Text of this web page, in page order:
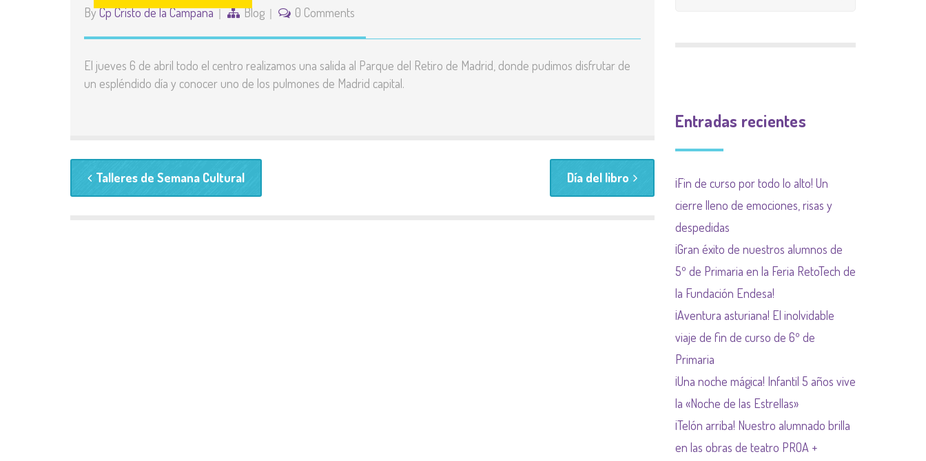
EXTRAESCOLAR
Actividades
de funcionamiento de
Proyecto Educativo
Listado y precio de
todas las actividades
PLAN INCLUYO
PLAN DE ACOGIDA
DE CENTRO
PLAN DEL COMEDOR
PLAN LIMITACIÓN USO
Plan Regional contra las
drogas de la
Comunidad de Madrid
ByCp Cristo de la Campana Blog 0 Comments
El jueves 6 de abril todo el centro realizamos una salida al Parque del Retiro de Madrid, donde pudimos disfrutar de
un espléndido día y conocer uno de los pulmones de Madrid capital.
Talleres de Semana Cultural Día del libro
Entradas recientes
¡Fin de curso por todo lo alto! Un
cierre lleno de emociones, risas y
despedidas
¡Gran éxito de nuestros alumnos de
5º de Primaria en la Feria RetoTech de
la Fundación Endesa!
¡Aventura asturiana! El inolvidable
viaje de fin de curso de 6º de
Primaria
¡Una noche mágica! Infantil 5 años vive
la «Noche de las Estrellas»
¡Telón arriba! Nuestro alumnado brilla
en las obras de teatro PROA +